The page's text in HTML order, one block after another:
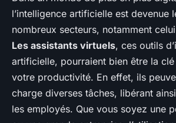
l’intelligence artificielle est devenue
nombreux secteurs, notamment
Les assistants virtuels, ces outils
artificielle, pourraient bien être la
votre productivité. En effet, ils
charge diverses tâches, libérant
les employés. Que vous soyez une